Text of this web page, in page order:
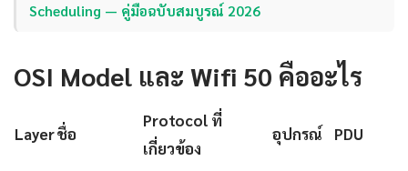
Scheduling — คู่มือฉบับสมบูรณ์ 2026
OSI Model และ Wifi 50 คืออะไร
Layerชื่อ
Protocol ที่
เกี่ยวข้อง
อุปกรณ์ PDU